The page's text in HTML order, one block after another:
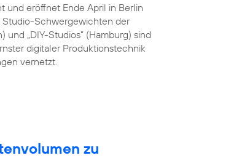
und eröffnet Ende April in Berlin
Studio-Schwergewichten der
„DIY-Studios” (Hamburg) sind
digitaler Produktionstechnik
vernetzt.
zu